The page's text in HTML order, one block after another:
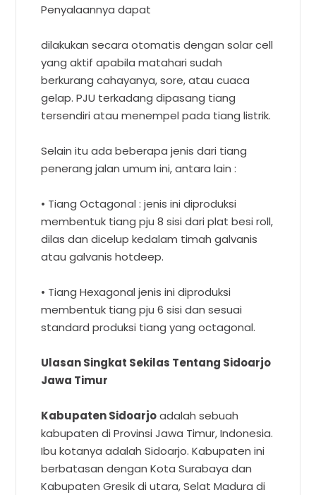
Penyalaannya dapat
dilakukan secara otomatis dengan solar cell
yang aktif apabila matahari sudah
berkurang cahayanya, sore, atau cuaca
gelap. PJU terkadang dipasang tiang
tersendiri atau menempel pada tiang listrik.
Selain itu ada beberapa jenis dari tiang
penerang jalan umum ini, antara lain :
• Tiang Octagonal : jenis ini diproduksi
membentuk tiang pju 8 sisi dari plat besi roll,
dilas dan dicelup kedalam timah galvanis
atau galvanis hotdeep.
• Tiang Hexagonal jenis ini diproduksi
membentuk tiang pju 6 sisi dan sesuai
standard produksi tiang yang octagonal.
Ulasan Singkat Sekilas Tentang Sidoarjo
Jawa Timur
Kabupaten Sidoarjo adalah sebuah
kabupaten di Provinsi Jawa Timur, Indonesia.
Ibu kotanya adalah Sidoarjo. Kabupaten ini
berbatasan dengan Kota Surabaya dan
Kabupaten Gresik di utara, Selat Madura di